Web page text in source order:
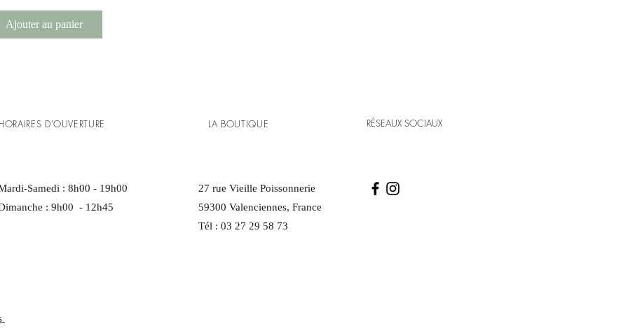
Ajouter au panier
D'OUVERTURE
Samedi : 8h00 - 19h00
: 9h00 - 12h45
LA BOUTIQUE
27 rue Vieille Poissonnerie
59300 Valenciennes, France
Tél : 03 27 29 58 73
RÉSEAUX SOCIAUX